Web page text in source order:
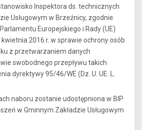
Inspektora ds. technicznych
Usługowym w Brzeźnicy, zgodnie
Europejskiego i Rady (UE)
2016 r. w sprawie ochrony osób
z przetwarzaniem danych
swobodnego przepływu takich
dyrektywy 95/46/WE (Dz. U. UE. L.
naboru zostanie udostępniona w BIP
w Gminnym Zakładzie Usługowym